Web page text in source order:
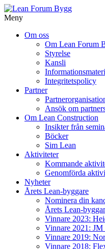
Meny
Om oss
Om Lean Forum
Styrelse
Kansli
Integritetspolicy
Partner
Ansök om
Om Lean Construction
Insikter från
Böcker
Sim Lean
Aktiviteter
Kommande
Genomförda
Nyheter
Årets Lean-byggare
Nominera din
Årets Lean-
Vinnare 2023:
Vinnare 2021:
Vinnare 2019:
Vinnare 2018: